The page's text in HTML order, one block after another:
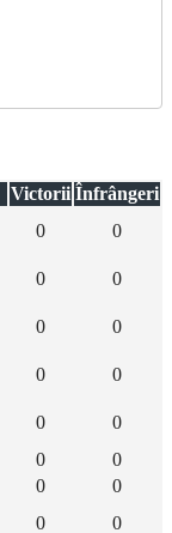
Victorii Înfrângeri
0 0
0 0
0 0
0 0
0
0
0
0
0
0
0
0